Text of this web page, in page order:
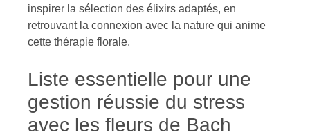
inspirer la sélection des élixirs adaptés, en
retrouvant la connexion avec la nature qui anime
cette thérapie florale.
Liste essentielle pour une
gestion réussie du stress
avec les fleurs de Bach